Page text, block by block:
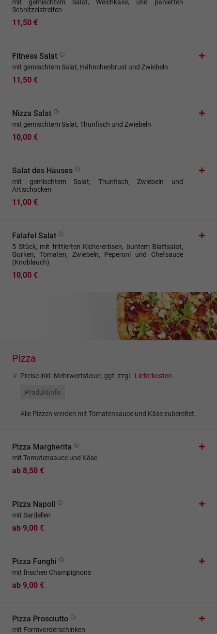
mit gemischtem Salat, Weichkäse, und panierten
Schnitzelstreifen
11,50 €
Fitness Salat
mit gemischtem Salat, Hähnchenbrust und Zwiebeln
11,50 €
Nizza Salat
mit gemischtem Salat, Thunfisch und Zwiebeln
10,00 €
Salat des Hauses
mit gemischtem Salat, Thunfisch, Zwiebeln und
Artischocken
11,00 €
Falafel Salat
5 Stück, mit frittierten Kichererbsen, buntem Blattsalat,
Gurken, Tomaten, Zwiebeln, Peperoni und Chefsauce
(Knoblauch)
10,00 €
Pizza
Preise inkl. Mehrwertsteuer, ggf. zzgl. Lieferkosten
Produktinfo
Alle Pizzen werden mit Tomatensauce und Käse zubereitet.
Pizza Margherita
mit Tomatensauce und Käse
ab 8,50 €
Pizza Napoli
mit Sardellen
ab 9,00 €
Pizza Funghi
mit frischen Champignons
ab 9,00 €
Pizza Prosciutto
mit Formvorderschinken